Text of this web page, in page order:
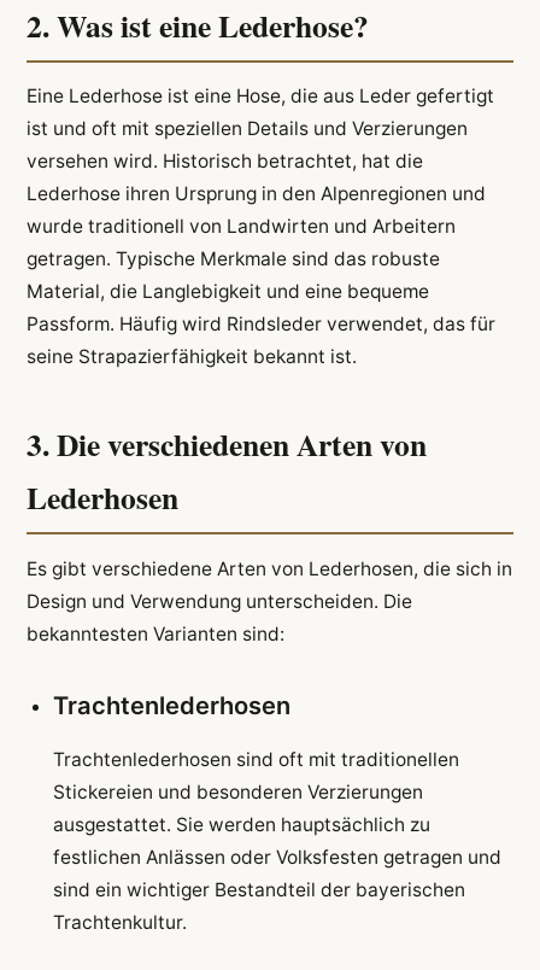
2. Was ist eine Lederhose?
Eine Lederhose ist eine Hose, die aus Leder gefertigt
ist und oft mit speziellen Details und Verzierungen
versehen wird. Historisch betrachtet, hat die
Lederhose ihren Ursprung in den Alpenregionen und
wurde traditionell von Landwirten und Arbeitern
getragen. Typische Merkmale sind das robuste
Material, die Langlebigkeit und eine bequeme
Passform. Häufig wird Rindsleder verwendet, das für
seine Strapazierfähigkeit bekannt ist.
3. Die verschiedenen Arten von
Lederhosen
Es gibt verschiedene Arten von Lederhosen, die sich in
Design und Verwendung unterscheiden. Die
bekanntesten Varianten sind:
Trachtenlederhosen
Trachtenlederhosen sind oft mit traditionellen
Stickereien und besonderen Verzierungen
ausgestattet. Sie werden hauptsächlich zu
festlichen Anlässen oder Volksfesten getragen und
sind ein wichtiger Bestandteil der bayerischen
Trachtenkultur.